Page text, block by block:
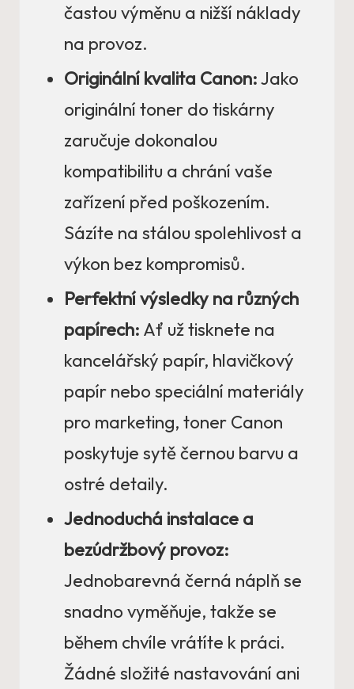
častou výměnu a nižší náklady
na provoz.
Originální kvalita Canon:Jako
originální toner do tiskárny
zaručuje dokonalou
kompatibilitu a chrání vaše
zařízení před poškozením.
Sázíte na stálou spolehlivost a
výkon bez kompromisů.
Perfektní výsledky na různých
papírech: Ať už tisknete na
kancelářský papír, hlavičkový
papír nebo speciální materiály
pro marketing, toner Canon
poskytuje sytě černou barvu a
ostré detaily.
Jednoduchá instalace a
bezúdržbový provoz:
Jednobarevná černá náplň se
snadno vyměňuje, takže se
během chvíle vrátíte k práci.
Žádné složité nastavování ani